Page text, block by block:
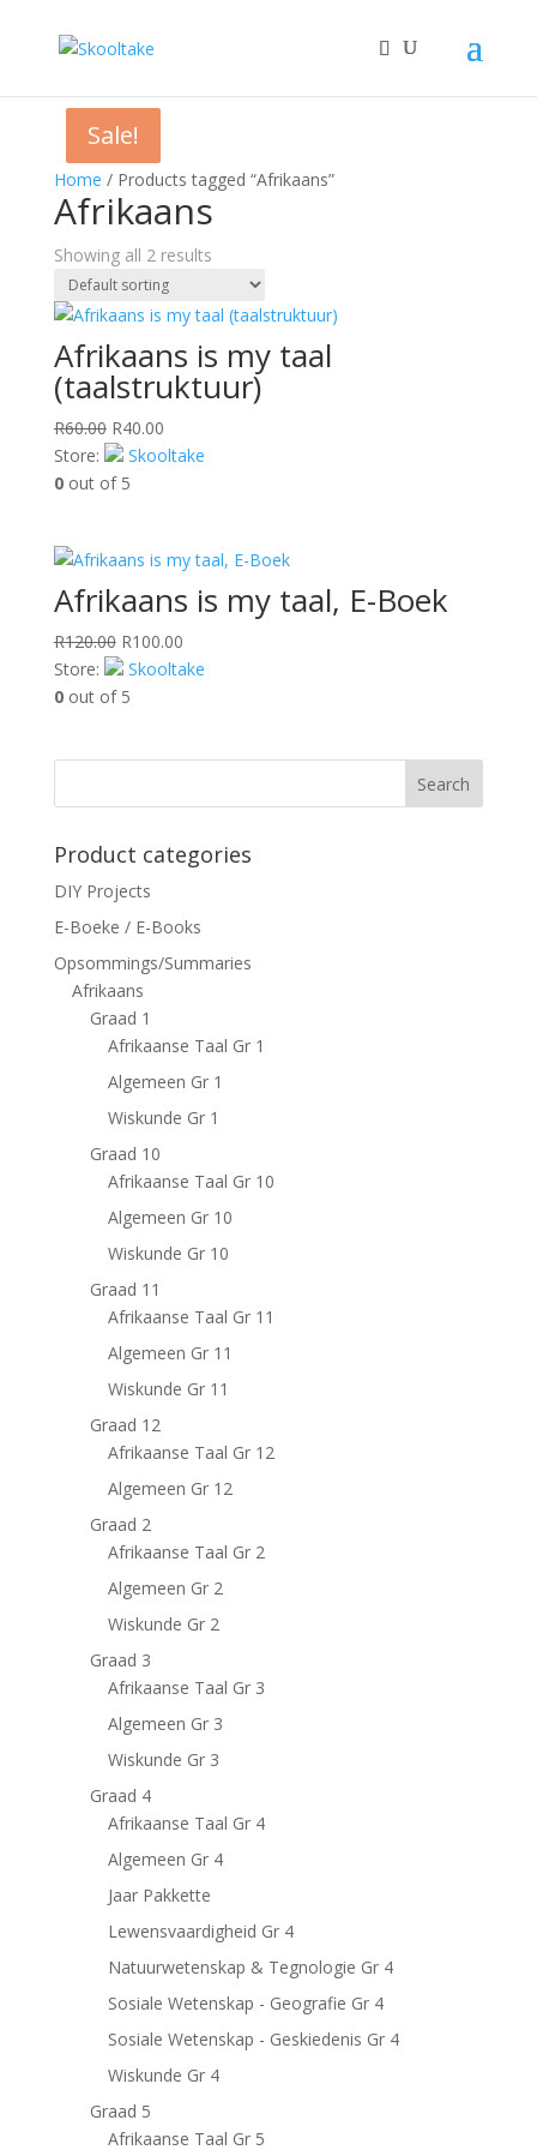
Home / Products tagged “Afrikaans”
Afrikaans
Showing all 2 results
Sale!
Afrikaans is my taal
(taalstruktuur)
R60.00 Original
price
was:
R40.00Current
price
Store:
Skooltake
0out of 5
Sale!
Afrikaans is my taal, E-Boek
R120.00 Original
price
was:
R100.00Current
price
Store:
Skooltake
0out of 5
Search
Product categories
DIY Projects
E-Boeke / E-Books
Opsommings/Summaries
Afrikaans
Graad 1
Afrikaanse Taal Gr 1
Algemeen Gr 1
Wiskunde Gr 1
Graad 10
Afrikaanse Taal Gr 10
Algemeen Gr 10
Wiskunde Gr 10
Graad 11
Afrikaanse Taal Gr 11
Algemeen Gr 11
Wiskunde Gr 11
Graad 12
Afrikaanse Taal Gr 12
Algemeen Gr 12
Graad 2
Afrikaanse Taal Gr 2
Algemeen Gr 2
Wiskunde Gr 2
Graad 3
Afrikaanse Taal Gr 3
Algemeen Gr 3
Wiskunde Gr 3
Graad 4
Afrikaanse Taal Gr 4
Algemeen Gr 4
Jaar Pakkette
Lewensvaardigheid Gr 4
Natuurwetenskap & Tegnologie Gr 4
Sosiale Wetenskap - Geografie Gr 4
Sosiale Wetenskap - Geskiedenis Gr 4
Wiskunde Gr 4
Graad 5
Afrikaanse Taal Gr 5